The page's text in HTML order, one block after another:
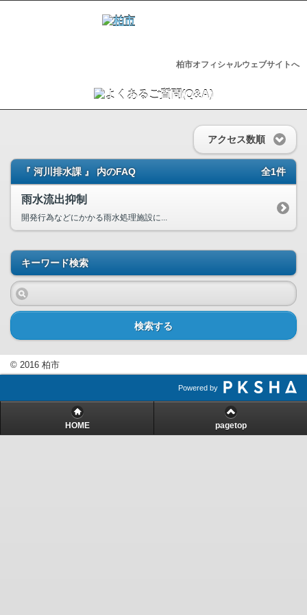
柏市オフィシャルウェブサイトへ
アクセス数順
『 河川排水課 』 内のFAQ 全1件
雨水流出抑制
開発行為などにかかる雨水処理施設に...
キーワード検索
検索する
© 2016 柏市
Powered by
HOME pagetop